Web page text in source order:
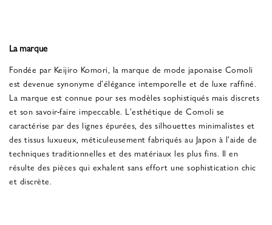
La marque
Fondée par Keijiro Komori, la marque de mode japonaise Comoli
est devenue synonyme d'élégance intemporelle et de luxe raffiné.
La marque est connue pour ses modèles sophistiqués mais discrets
et son savoir-faire impeccable. L'esthétique de Comoli se
caractérise par des lignes épurées, des silhouettes minimalistes et
des tissus luxueux, méticuleusement fabriqués au Japon à l'aide de
techniques traditionnelles et des matériaux les plus fins. Il en
résulte des pièces qui exhalent sans effort une sophistication chic
et discrète.